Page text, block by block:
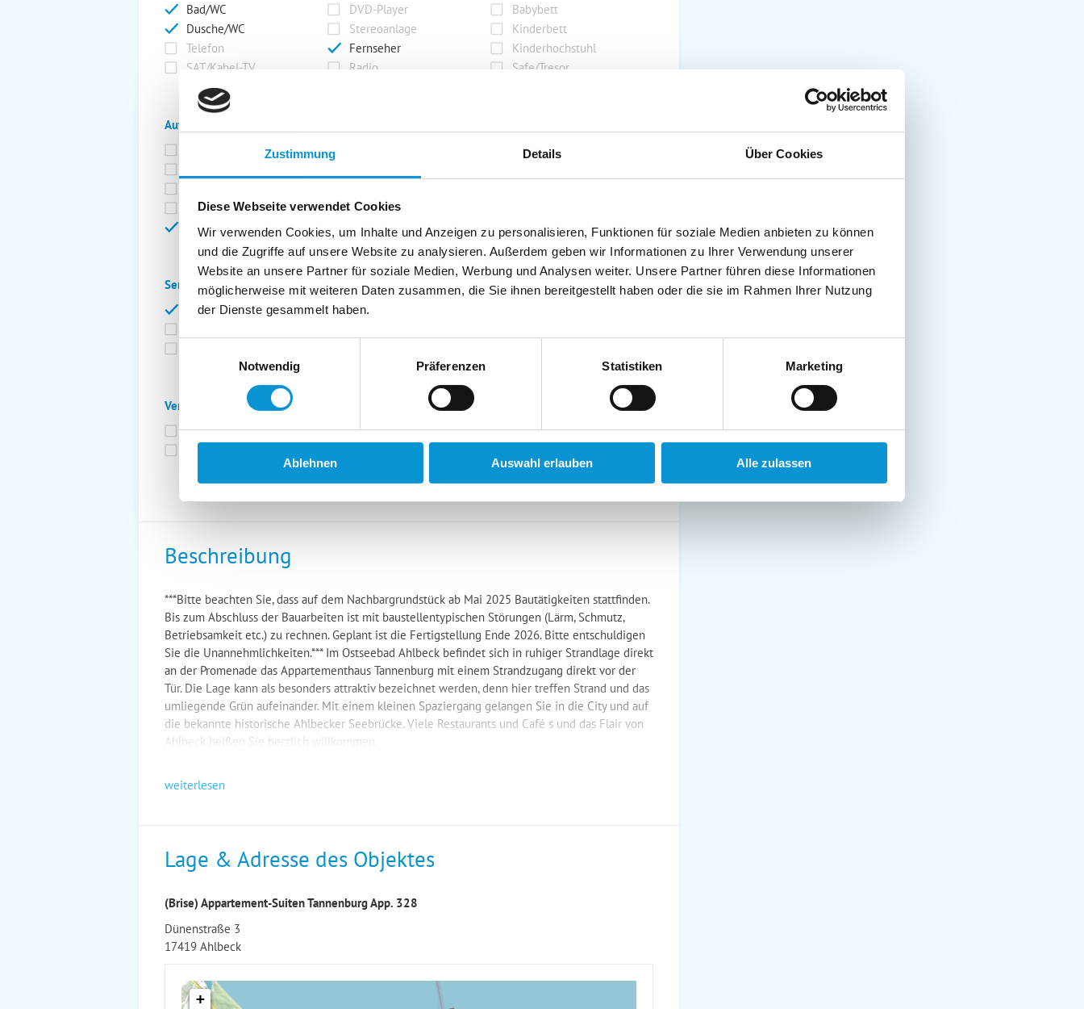
Zustimmung Details Über Cookies
Diese Webseite verwendet Cookies
Wir verwenden Cookies, um Inhalte und Anzeigen zu personalisieren, Funktionen für soziale Medien anbieten zu können
und die Zugriffe auf unsere Website zu analysieren. Außerdem geben wir Informationen zu Ihrer Verwendung unserer
Website an unsere Partner für soziale Medien, Werbung und Analysen weiter. Unsere Partner führen diese Informationen
möglicherweise mit weiteren Daten zusammen, die Sie ihnen bereitgestellt haben oder die sie im Rahmen Ihrer Nutzung
der Dienste gesammelt haben.
Notwendig
Präferenzen Statistiken Marketing
Ablehnen Auswahl erlauben Alle zulassen
Bad/WC
DVD-Player
Babybett
Dusche/WC
Stereoanlage
Kinderbett
Telefon
Fernseher
Kinderhochstuhl
SAT/Kabel-TV
Radio Safe/Tresor
Außenanlage:
Garten/Liegewiese
Grill
Terrasse
Kinderspielplatz
Balkon
Abstellraum
Service:
Bettwäsche inkl.
Geschirrtücher inkl.
Verpflegung:
Brötchenservice
Frühstück möglich
Halbpension möglich
Vollpension möglich
Beschreibung
***Bitte beachten Sie, dass auf dem Nachbargrundstück ab Mai 2025 Bautätigkeiten stattfinden.
Bis zum Abschluss der Bauarbeiten ist mit baustellentypischen Störungen (Lärm, Schmutz,
Betriebsamkeit etc.) zu rechnen. Geplant ist die Fertigstellung Ende 2026. Bitte entschuldigen
Sie die Unannehmlichkeiten.*** Im Ostseebad Ahlbeck befindet sich in ruhiger Strandlage direkt
an der Promenade das Appartementhaus Tannenburg mit einem Strandzugang direkt vor der
Tür. Die Lage kann als besonders attraktiv bezeichnet werden, denn hier treffen Strand und das
umliegende Grün aufeinander. Mit einem kleinen Spaziergang gelangen Sie in die City und auf
die bekannte historische Ahlbecker Seebrücke. Viele Restaurants und Café s und das Flair von
Ahlbeck heißen Sie herzlich willkommen.
weiterlesen
Lage & Adresse des Objektes
(Brise) Appartement-Suiten Tannenburg App. 328
Dünenstraße 3
17419 Ahlbeck
+